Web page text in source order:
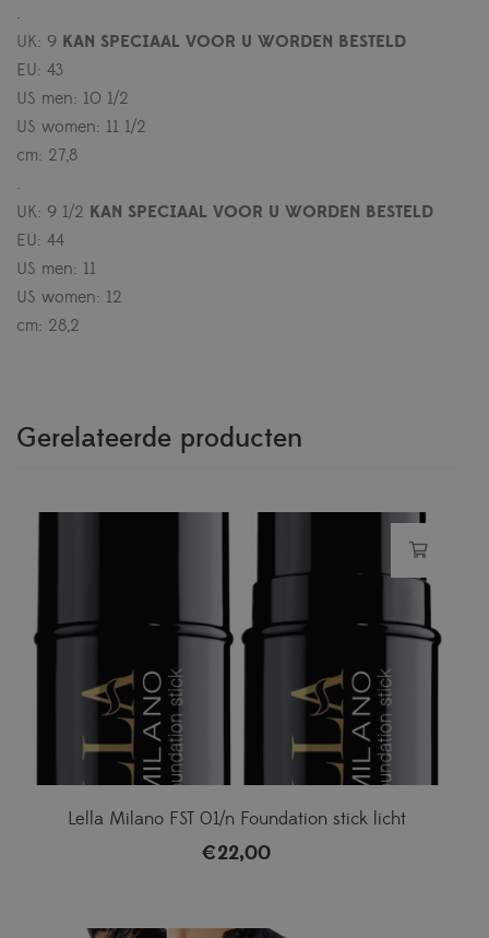
.
UK: 9 KAN SPECIAAL VOOR U WORDEN BESTELD
EU: 43
US men: 10 1/2
US women: 11 1/2
cm: 27,8
.
UK: 9 1/2 KAN SPECIAAL VOOR U WORDEN BESTELD
EU: 44
US men: 11
US women: 12
cm: 28,2
Gerelateerde producten
Lella Milano FST 01/n Foundation stick licht
€22,00